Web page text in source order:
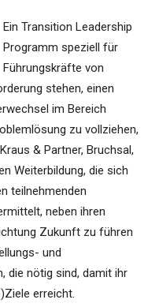
Ein Transition Leadership
Programm speziell für
Führungskräfte von
stehen, einen
im Bereich
zu vollziehen,
& Partner, Bruchsal,
Weiterbildung, die sich
teilnehmenden
neben ihren
Zukunft zu führen
und
die nötig sind, damit ihr
erreicht.